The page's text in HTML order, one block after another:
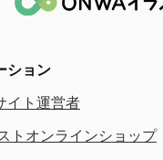
ション
イト運営者
トオンラインショップ